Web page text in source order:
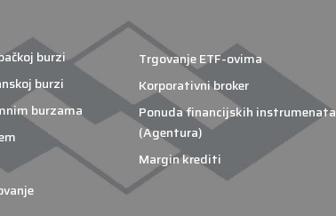
burzi
burzi
burzama
Trgovanje ETF-ovima
Korporativni broker
Ponuda financijskih instrumenata
(Agentura)
Margin krediti